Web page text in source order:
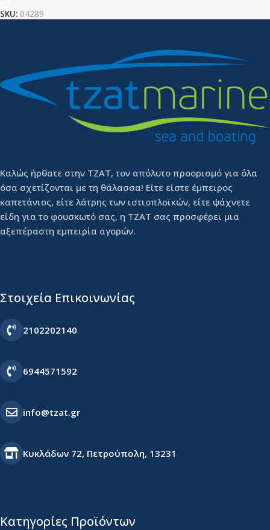
SKU: 04289
Καλώς ήρθατε στην ΤΖΑΤ, τον απόλυτο προορισμό για όλα
όσα σχετίζονται με τη θάλασσα! Είτε είστε έμπειρος
καπετάνιος, είτε λάτρης των ιστιοπλοϊκών, είτε ψάχνετε
είδη για το φουσκωτό σας, η ΤΖΑΤ σας προσφέρει μια
αξεπέραστη εμπειρία αγορών.
Στοιχεία Επικοινωνίας
2102202140
6944571592
info@tzat.gr
Κυκλάδων 72, Πετρούπολη, 13231
Κατηγορίες Προϊόντων